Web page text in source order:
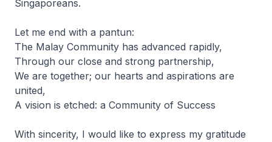
Singaporeans.
Let me end with a pantun:
The Malay Community has advanced rapidly,
Through our close and strong partnership,
We are together; our hearts and aspirations are
united,
A vision is etched: a Community of Success
With sincerity, I would like to express my gratitude